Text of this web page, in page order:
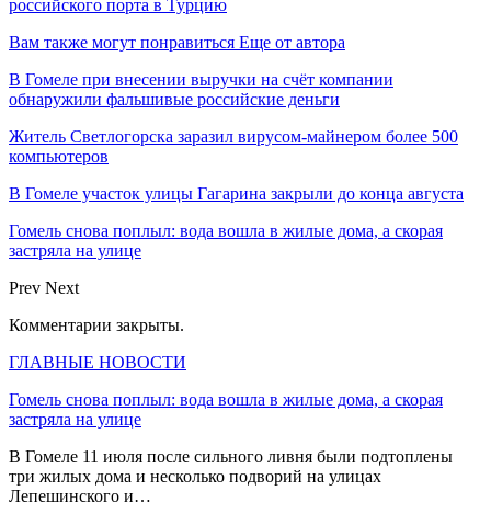
российского порта в Турцию
Вам также могут понравиться Еще от автора
В Гомеле при внесении выручки на счёт компании
обнаружили фальшивые российские деньги
Житель Светлогорска заразил вирусом-майнером более 500
компьютеров
В Гомеле участок улицы Гагарина закрыли до конца августа
Гомель снова поплыл: вода вошла в жилые дома, а скорая
застряла на улице
Prev Next
Комментарии закрыты.
ГЛАВНЫЕ НОВОСТИ
Гомель снова поплыл: вода вошла в жилые дома, а скорая
застряла на улице
В Гомеле 11 июля после сильного ливня были подтоплены
три жилых дома и несколько подворий на улицах
Лепешинского и…